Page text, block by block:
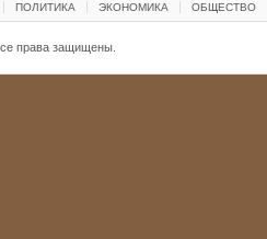
ПОЛИТИКА ЭКОНОМИКА ОБЩЕСТВО
права защищены.